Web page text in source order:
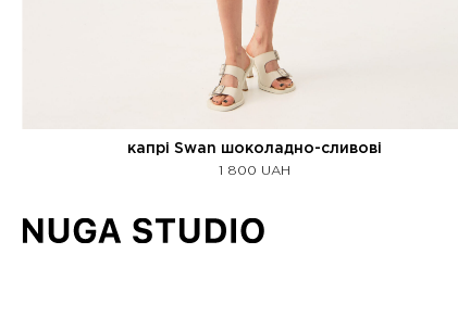
капрі Swan шоколадно-сливові
1 800 UAH